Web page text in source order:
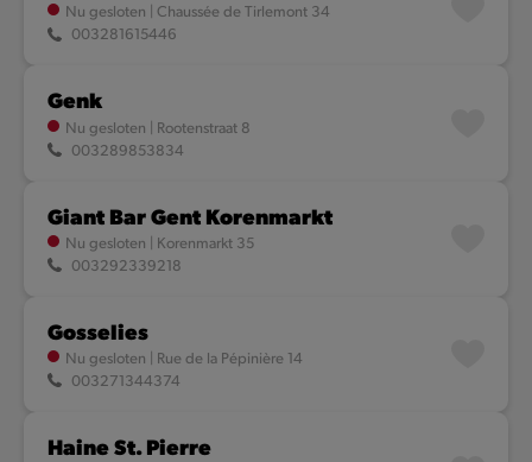
Nu gesloten
Chaussée de Tirlemont 34
003281615446
Genk
Nu gesloten | Rootenstraat 8
003289853834
Giant Bar Gent Korenmarkt
Nu gesloten
Korenmarkt 35
003292339218
Gosselies
Nu gesloten
Rue de la Pépinière 14
003271344374
Haine St. Pierre